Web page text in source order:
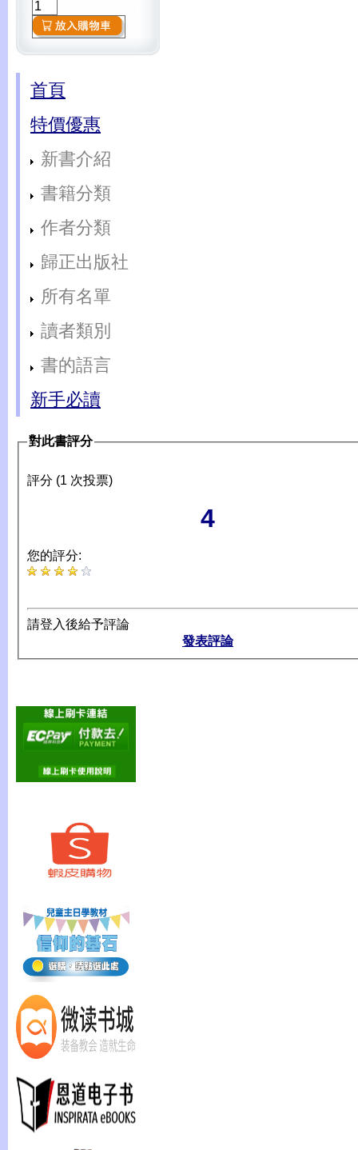
首頁
特價優惠
新書介紹
書籍分類
作者分類
歸正出版社
所有名單
讀者類別
書的語言
新手必讀
對此書評分
評分 (1 次投票)
4
您的評分:
請登入後給予評論
發表評論